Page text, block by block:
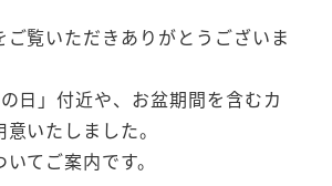
ご覧いただきありがとうございま
日」付近や、お盆期間を含むカ
いたしました。
てご案内です。